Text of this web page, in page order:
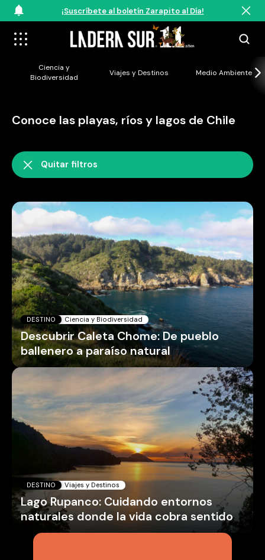
¡Suscríbete al boletín Zarapito al Día!
Ciencia y
Biodiversidad
Viajes y Destinos Medio Ambiente
Conoce las playas, ríos y lagos de Chile
Quitar filtros
DESTINO Ciencia y Biodiversidad
Descubrir Caleta Chome: De pueblo
ballenero a paraíso natural
DESTINO Viajes y Destinos
Lago Rupanco: Cuidando entornos
naturales donde la vida cobra sentido